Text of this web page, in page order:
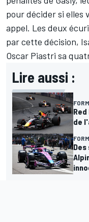
pour décider si
appel. Les deux
par cette décision,
Oscar Piastri sa
Lire aussi :
de